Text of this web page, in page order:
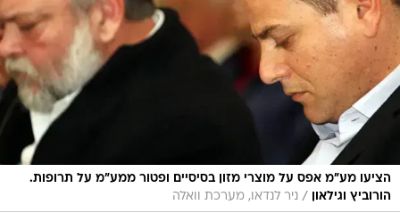
הציעו מע"מ אפס על מוצרי מזון בסיסיים ופטור ממע"מ על תרופות.
הורוביץ וגילאון
/ ניר לנדאו, מערכת וואלה